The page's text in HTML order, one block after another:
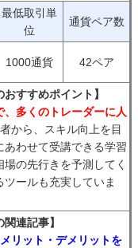
最低取引単
位
通貨ペア数
1000通貨 42ペア
すすめポイント】
多くのトレーダーに人
から、スキル向上を目
わせて受講できる学習
の先行きを予測してく
ールも充実していま
連記事】
リット・デメリットを